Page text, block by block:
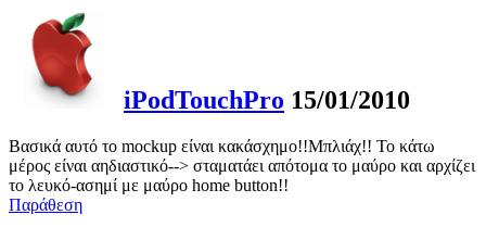
iPodTouchPro 15/01/2010
Βασικά αυτό το mockup είναι κακάσχημο!!Μπλιάχ!! Το κάτω
μέρος είναι αηδιαστικό--> σταματάει απότομα το μαύρο και αρχίζει
το λευκό-ασημί με μαύρο home button!!
Παράθεση